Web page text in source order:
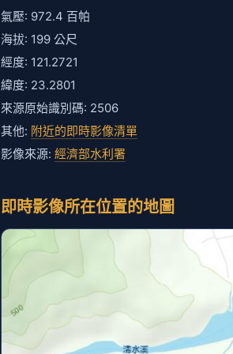
氣壓: 972.4 百帕
海拔: 199 公尺
經度: 121.2721
緯度: 23.2801
來源原始識別碼: 2506
其他: 附近的即時影像清單
影像來源: 經濟部水利署
即時影像所在位置的地圖